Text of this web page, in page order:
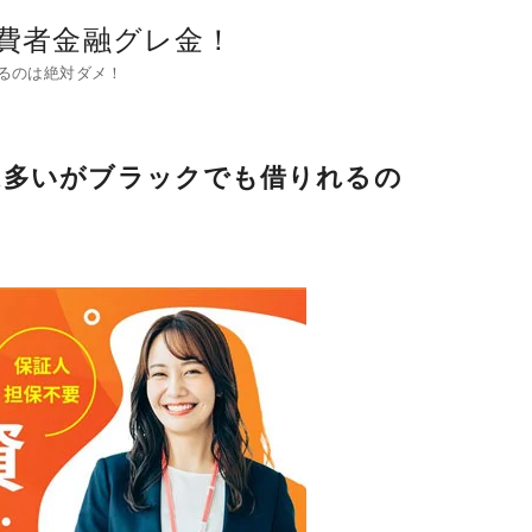
金融グレ金！
は絶対ダメ！
いがブラックでも借りれるの